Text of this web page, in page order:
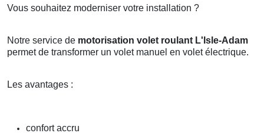
Vous souhaitez moderniser votre installation ?
Notre service de motorisation volet roulant L'Isle-Adam
permet de transformer un volet manuel en volet électrique.
Les avantages :
confort accru